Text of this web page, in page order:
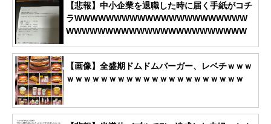
【悲報】中小企業を退職した時に届く手紙がコチ
ラWWWWWWWWWWWWWWWWWWWWWW
WWWWWWWWWWWWWWWWWWWWWWW
【画像】全盛期ドムドムバーガー、レベチｗｗｗ
ｗｗｗｗｗｗｗｗｗｗｗｗｗｗｗｗｗｗｗｗｗ